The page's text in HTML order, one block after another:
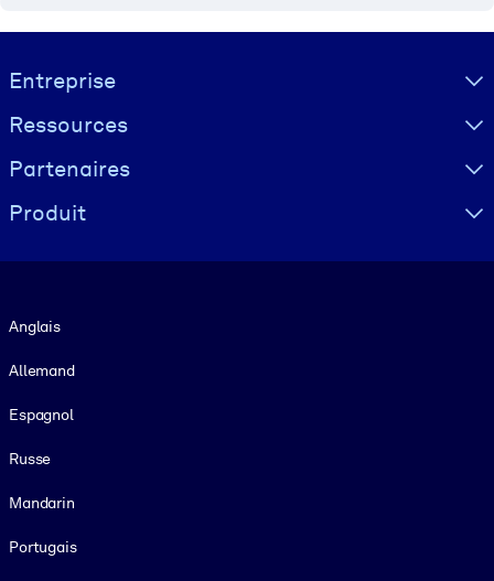
Visually hidden Text
Entreprise
Ressources
Partenaires
Produit
Anglais
Allemand
Espagnol
Russe
Mandarin
Portugais